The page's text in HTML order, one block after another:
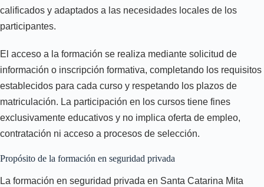
calificados y adaptados a las necesidades locales de los
participantes.
El acceso a la formación se realiza mediante solicitud de
información o inscripción formativa, completando los requisitos
establecidos para cada curso y respetando los plazos de
matriculación. La participación en los cursos tiene fines
exclusivamente educativos y no implica oferta de empleo,
contratación ni acceso a procesos de selección.
Propósito de la formación en seguridad privada
La formación en seguridad privada en Santa Catarina Mita